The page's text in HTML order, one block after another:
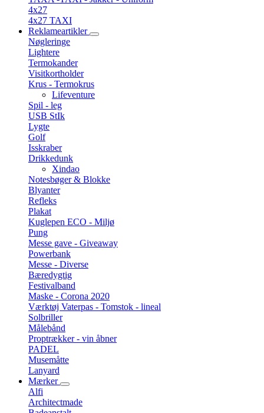
4x27
4x27 TAXI
Reklameartikler
Nøgleringe
Lightere
Termokander
Visitkortholder
Krus - Termokrus
Lifeventure
Spil - leg
USB StIk
Lygte
Golf
Isskraber
Drikkedunk
Xindao
Notesbøger & Blokke
Blyanter
Refleks
Plakat
Kuglepen ECO - Miljø
Pung
Messe gave - Giveaway
Powerbank
Messe - Diverse
Bæredygtig
Festivalband
Maske - Corona 2020
Værktøj Vaterpas - Tomstok - lineal
Solbriller
Målebånd
Proptrækker - vin åbner
PADEL
Musemåtte
Lanyard
Mærker
Alfi
Architectmade